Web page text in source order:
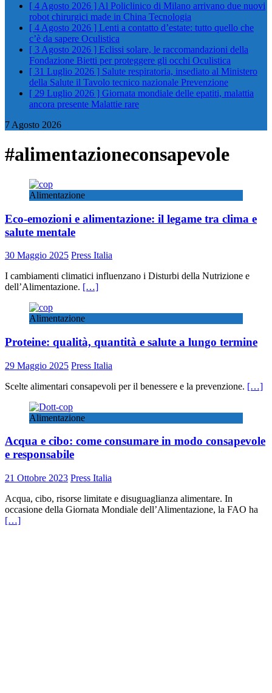
[ 4 Agosto 2026 ] Al Policlinico di Milano arrivano due nuovi
robot chirurgici made in China Tecnologia
[ 4 Agosto 2026 ] Lenti a contatto d’estate: tutto quello che
c’è da sapere Oculistica
[ 3 Agosto 2026 ] Eclissi solare, le raccomandazioni della
Fondazione Bietti per proteggere gli occhi Oculistica
[ 31 Luglio 2026 ] Salute respiratoria, insediato al Ministero
della Salute il Tavolo tecnico nazionale Prevenzione
[ 29 Luglio 2026 ] Giornata mondiale delle epatiti, malattia
ancora presente Malattie rare
7 Agosto 2026
#alimentazioneconsapevole
Alimentazione
Eco-emozioni e alimentazione: il legame tra clima e
salute mentale
30 Maggio 2025 Press Italia
I cambiamenti climatici influenzano i Disturbi della Nutrizione e
dell’Alimentazione. […]
Alimentazione
Proteine: qualità, quantità e salute a lungo termine
29 Maggio 2025 Press Italia
Scelte alimentari consapevoli per il benessere e la prevenzione. […]
Alimentazione
Acqua e cibo: come consumare in modo consapevole
e responsabile
21 Ottobre 2023 Press Italia
Acqua, cibo, risorse limitate e disuguaglianza alimentare. In
occasione della Giornata Mondiale dell’Alimentazione, la FAO ha
[…]